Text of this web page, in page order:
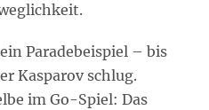
Paradebeispiel – bis
Kasparov schlug.
im Go-Spiel: Das